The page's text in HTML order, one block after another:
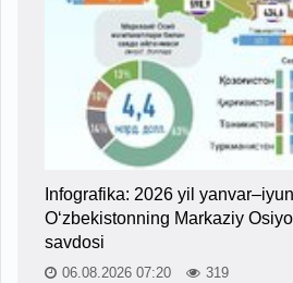
Infografika: 2026 yil
O‘zbekistonning Markaziy
savdosi
06.08.2026 07:20 319